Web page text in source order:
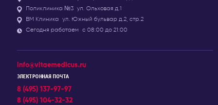
Поликлиника №3 ул. Ольховая д.1
ВМ Клиника ул. Южный бульвар д.2, стр.2
Сегодня работаем с 08:00 до 21:00
info@vitaemedicus.ru
ЭЛЕКТРОННАЯ ПОЧТА
8 (495) 137-97-97
8 (495) 104-32-32